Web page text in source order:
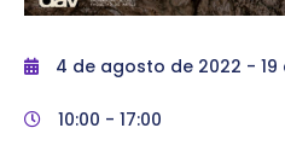
4 de agosto de 2022 -
10:00 - 17:00